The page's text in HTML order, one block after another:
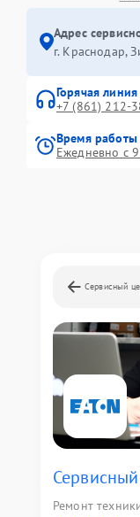
Адрес
г. Краснодар,
Горячая линия
+7 (861) 212-
Время работы
Ежедневно с
Сервисный
Ремонт